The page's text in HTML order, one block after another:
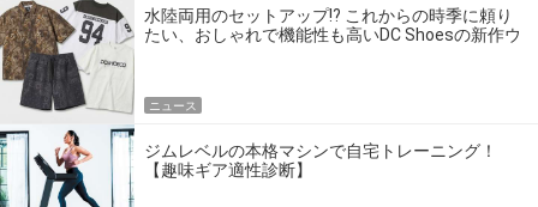
水陸両用のセットアップ!? これからの時季に頼り
たい、おしゃれで機能性も高いDC Shoesの新作ウ
ニュース
ジムレベルの本格マシンで自宅トレーニング！
【趣味ギア適性診断】